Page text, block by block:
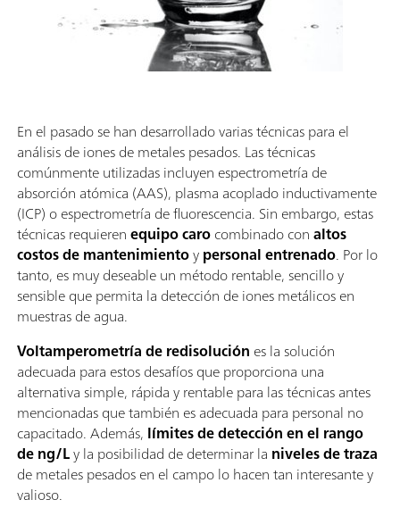
En el pasado se han desarrollado varias técnicas para el
análisis de iones de metales pesados. Las técnicas
comúnmente utilizadas incluyen espectrometría de
absorción atómica (AAS), plasma acoplado inductivamente
(ICP) o espectrometría de fluorescencia. Sin embargo, estas
técnicas requierenequipo carocombinado conaltos
costos de mantenimientoypersonal entrenado. Por lo
tanto, es muy deseable un método rentable, sencillo y
sensible que permita la detección de iones metálicos en
muestras de agua.
Voltamperometría de redisolución es la solución
adecuada para estos desafíos que proporciona una
alternativa simple, rápida y rentable para las técnicas antes
mencionadas que también es adecuada para personal no
capacitado. Además, límites de detección en el rango
de ng/Ly la posibilidad de determinar la niveles de traza
de metales pesados en el campo lo hacen tan interesante y
valioso.